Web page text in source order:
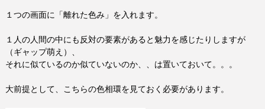
１つの画面に「離れた色み」を入れます。
１人の人間の中にも反対の要素があると魅力を感じたりしますが
（ギャップ萌え）、
それに似ているのか似ていないのか、、は置いておいて。。。
大前提として、こちらの色相環を見ておく必要があります。